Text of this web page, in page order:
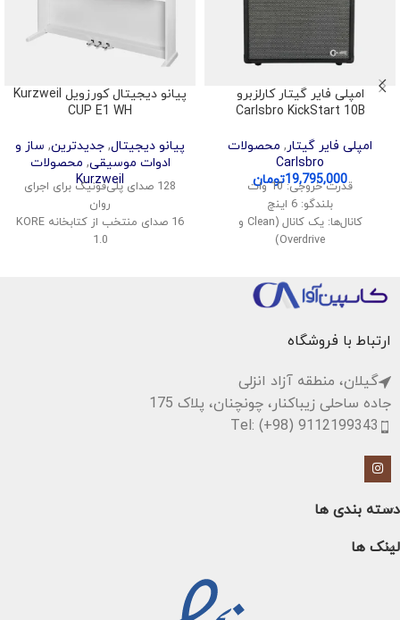
امپلی فایر گیتار کارلزبرو
Carlsbro KickStart 10B
امپلی فایر گیتار , محصولات
Carlsbro
19,795,000تومانقدرت خروجی: 10 وات
بلندگو: 6 اینچ
کانال‌ها: یک کانال (Clean و
Overdrive)
افکت: Reverb
اندازه: مناسب برای حمل و نقل
پیانو دیجیتال کورزویل Kurzweil
CUP E1 WH
پیانو دیجیتال, جدیدترین, ساز و
ادوات موسیقی, محصولات
Kurzweil
128 صدای پلی‌فونیک برای اجرای
روان
16 صدای منتخب از کتابخانه KORE
1.0
ارتباط با فروشگاه
گیلان، منطقه آزاد انزلی
جاده ساحلی زیباکنار، چونچنان، پلاک 175
Tel: (+98) 9112199343
دسته بندی ها
لینک ها